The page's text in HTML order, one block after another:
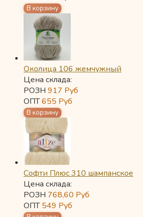
Околица 106 жемчужный
Цена склада:
РОЗН 917 Руб
ОПТ655 Руб
Софти Плюс 310 шампанское
Цена склада:
РОЗН 768,60 Руб
ОПТ549 Руб